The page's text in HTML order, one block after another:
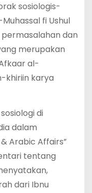
sosiologis-
fi Ushul
dan
merupakan
al-
khiriin karya
di
dalam
Arabic Affairs”
tentang
dari Ibnu